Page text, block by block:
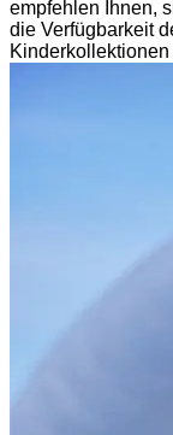
empfehlen Ihnen,
die Verfügbarkeit